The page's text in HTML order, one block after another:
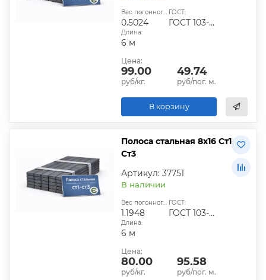
Вес погонного метра, кг:
0.5024
ГОСТ:
ГОСТ 103-2006
Длина:
6 м
Цена:
99.00
руб/кг.
49.74
руб/пог. м.
В корзину
Полоса стальная 8х16 Ст1-
Ст3
Артикул: 37751
В наличии
Вес погонного метра, кг:
1.1948
ГОСТ:
ГОСТ 103-2006
Длина:
6 м
Цена:
80.00
руб/кг.
95.58
руб/пог. м.